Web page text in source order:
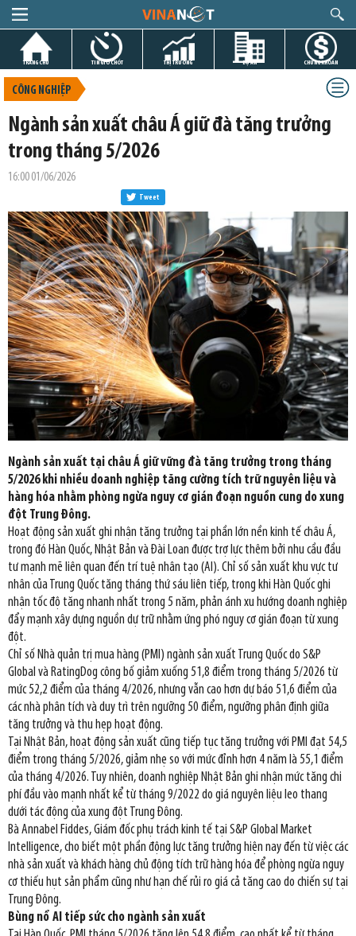
TRANG CHỦ TIN GIỜ CHÓT THỊ TRƯỜNG DỰ ÁN CHỨNG KHOÁN
CÔNG NGHIỆP
Ngành sản xuất châu Á giữ đà tăng trưởng
trong tháng 5/2026
16:00 01/06/2026
Tweet
Ngành sản xuất tại châu Á giữ vững đà tăng trưởng trong tháng
5/2026 khi nhiều doanh nghiệp tăng cường tích trữ nguyên liệu và
hàng hóa nhằm phòng ngừa nguy cơ gián đoạn nguồn cung do xung
đột Trung Đông.
Hoạt động sản xuất ghi nhận tăng trưởng tại phần lớn nền kinh tế châu Á,
trong đó Hàn Quốc, Nhật Bản và Đài Loan được trợ lực thêm bởi nhu cầu đầu
tư mạnh mẽ liên quan đến trí tuệ nhân tạo (AI). Chỉ số sản xuất khu vực tư
nhân của Trung Quốc tăng tháng thứ sáu liên tiếp, trong khi Hàn Quốc ghi
nhận tốc độ tăng nhanh nhất trong 5 năm, phản ánh xu hướng doanh nghiệp
đẩy mạnh xây dựng nguồn dự trữ nhằm ứng phó nguy cơ gián đoạn từ xung
đột.
Chỉ số Nhà quản trị mua hàng (PMI) ngành sản xuất Trung Quốc do S&P
Global và RatingDog công bố giảm xuống 51,8 điểm trong tháng 5/2026 từ
mức 52,2 điểm của tháng 4/2026, nhưng vẫn cao hơn dự báo 51,6 điểm của
các nhà phân tích và duy trì trên ngưỡng 50 điểm, ngưỡng phân định giữa
tăng trưởng và thu hẹp hoạt động.
Tại Nhật Bản, hoạt động sản xuất cũng tiếp tục tăng trưởng với PMI đạt 54,5
điểm trong tháng 5/2026, giảm nhẹ so với mức đỉnh hơn 4 năm là 55,1 điểm
của tháng 4/2026. Tuy nhiên, doanh nghiệp Nhật Bản ghi nhận mức tăng chi
phí đầu vào mạnh nhất kể từ tháng 9/2022 do giá nguyên liệu leo thang
dưới tác động của xung đột Trung Đông.
Bà Annabel Fiddes, Giám đốc phụ trách kinh tế tại S&P Global Market
Intelligence, cho biết một phần động lực tăng trưởng hiện nay đến từ việc các
nhà sản xuất và khách hàng chủ động tích trữ hàng hóa để phòng ngừa nguy
cơ thiếu hụt sản phẩm cũng như hạn chế rủi ro giá cả tăng cao do chiến sự tại
Trung Đông.
Bùng nổ AI tiếp sức cho ngành sản xuất